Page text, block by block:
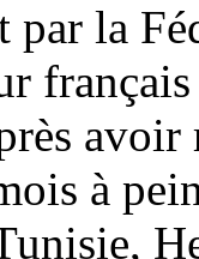
par la
à